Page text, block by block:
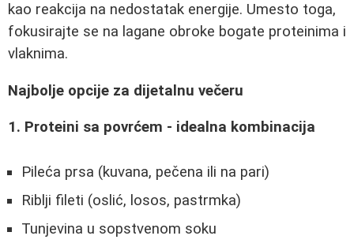
kao reakcija na nedostatak energije. Umesto toga,
fokusirajte se na lagane obroke bogate proteinima i
vlaknima.
Najbolje opcije za dijetalnu večeru
1. Proteini sa povrćem - idealna kombinacija
Pileća prsa (kuvana, pečena ili na pari)
Riblji fileti (oslić, losos, pastrmka)
Tunjevina u sopstvenom soku